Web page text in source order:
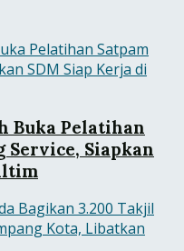
Buka Pelatihan
Service, Siapkan